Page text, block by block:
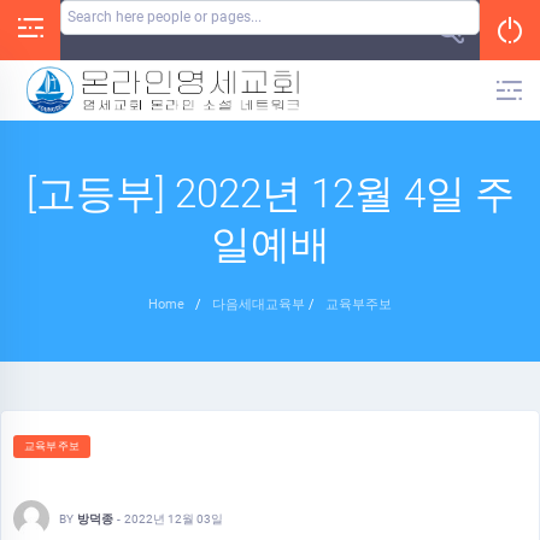
[고등부] 2022년 12월 4일 주
일예배
Home / 다음세대교육부 / 교육부주보
교육부주보
BY 방덕종 - 2022년 12월 03일